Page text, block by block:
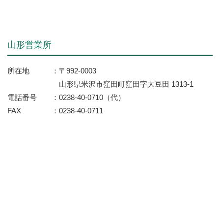
山形営業所
所在地
〒992-0003
山形県米沢市窪田町窪田字大豆田 1313-1
電話番号
0238-40-0710（代）
FAX
0238-40-0711